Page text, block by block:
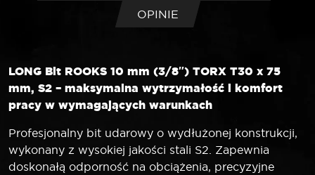
OPINIE
LONG Bit ROOKS 10 mm (3/8″) TORX T30 x 75
mm, S2 – maksymalna wytrzymałość i komfort
pracy w wymagających warunkach
Profesjonalny bit udarowy o wydłużonej konstrukcji,
wykonany z wysokiej jakości stali S2. Zapewnia
doskonałą odporność na obciążenia, precyzyjne